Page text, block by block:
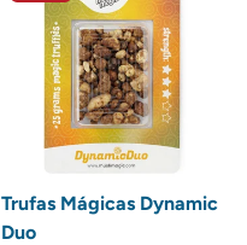
Trufas Mágicas Dynamic
Duo